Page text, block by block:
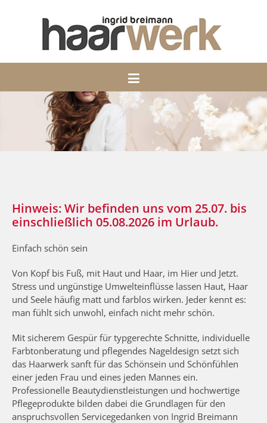
Hinweis: Wir befinden uns vom 25.07. bis
einschließlich 05.08.2026 im Urlaub.
Einfach schön sein
Von Kopf bis Fuß, mit Haut und Haar, im Hier und Jetzt.
Stress und ungünstige Umwelteinflüsse lassen Haut, Haar
und Seele häufig matt und farblos wirken. Jeder kennt es:
man fühlt sich unwohl, einfach nicht mehr schön.
Mit sicherem Gespür für typgerechte Schnitte, individuelle
Farbtonberatung und pflegendes Nageldesign setzt sich
das Haarwerk sanft für das Schönsein und Schönfühlen
einer jeden Frau und eines jeden Mannes ein.
Professionelle Beautydienstleistungen und hochwertige
Pflegeprodukte bilden dabei die Grundlagen für den
anspruchsvollen Servicegedanken von Ingrid Breimann